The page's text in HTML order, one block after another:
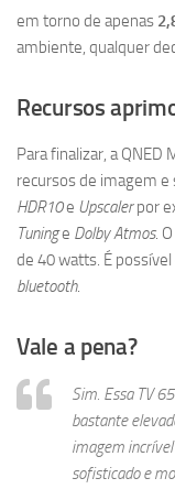
em torno de apenas
ambiente, qualquer
Recursos
Para finalizar, a
recursos de imagem e
HDR10e Upscalerpor
Tuninge Dolby Atmos.
de 40 watts. É
bluetooth.
Vale a pena?
Sim. Essa TV
bastante
imagem
sofisticado e